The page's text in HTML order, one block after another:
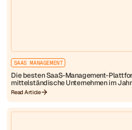
SAAS MANAGEMENT
Die besten SaaS-Management-
mittelständische Unternehmen im
Read Article